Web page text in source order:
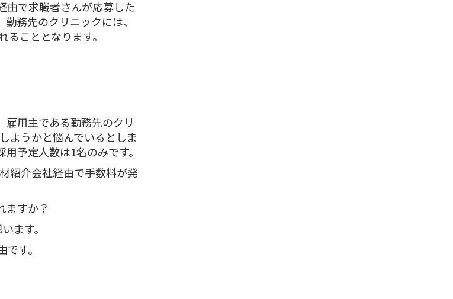
由で求職者さんが応募した
務先のクリニックには、
こととなります。
雇用主である勤務先のクリ
ようかと悩んでいるとしま
予定人数は1名のみです。
紹介会社経由で手数料が発
ますか？
ます。
す。